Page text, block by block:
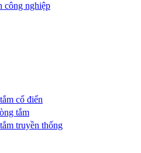
công nghiệp
cổ điển
tắm
truyền thống